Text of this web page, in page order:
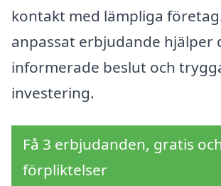
kontakt med lämpliga
anpassat erbjudande hjälper
informerade beslut och
investering.
Få 3 erbjudanden, gratis
förpliktelser